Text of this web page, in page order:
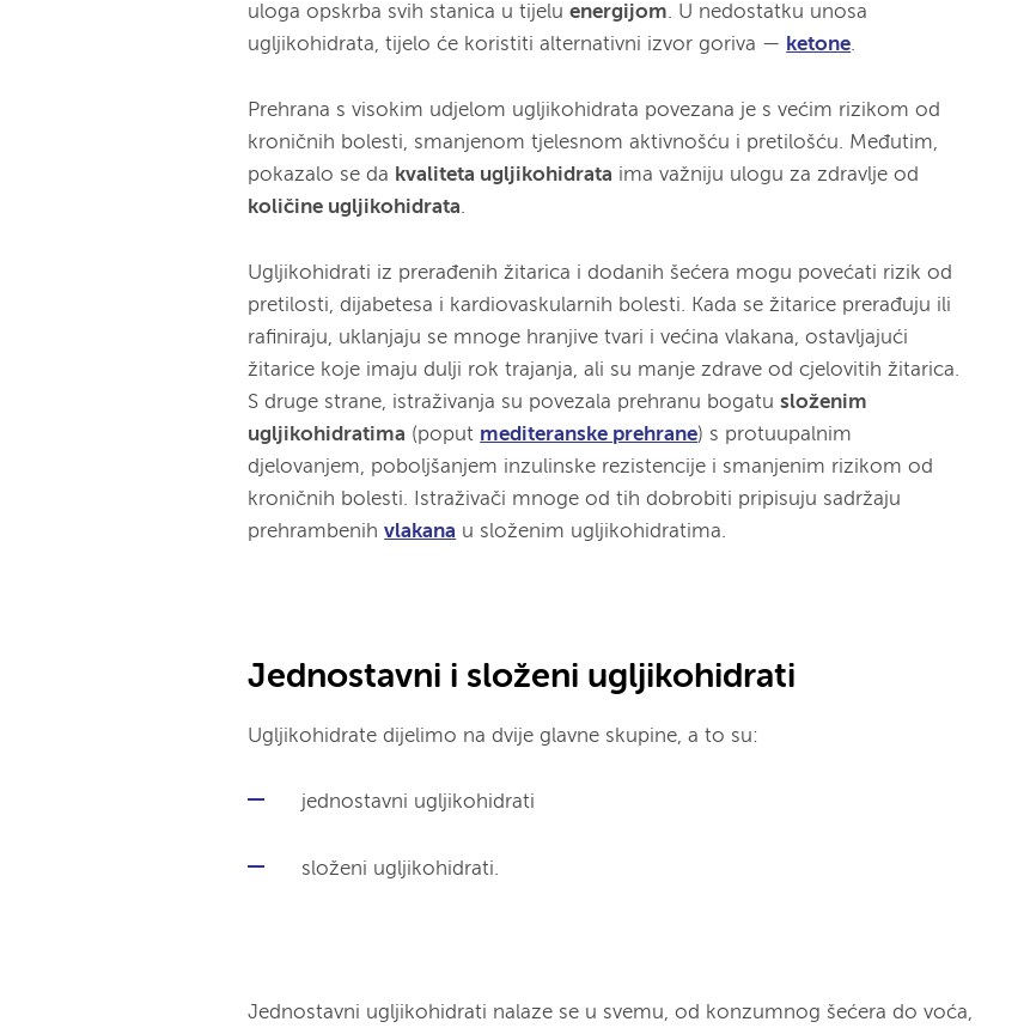
uloga opskrba svih stanica u tijeluenergijom. U nedostatku unosa
ugljikohidrata, tijelo će koristiti alternativni izvor goriva — ketone.
Prehrana s visokim udjelom ugljikohidrata povezana je s većim rizikom od
kroničnih bolesti, smanjenom tjelesnom aktivnošću i pretilošću. Međutim,
pokazalo se da kvaliteta ugljikohidrata ima važniju ulogu za zdravlje od
količine ugljikohidrata.
Ugljikohidrati iz prerađenih žitarica i dodanih šećera mogu povećati rizik od
pretilosti, dijabetesa i kardiovaskularnih bolesti. Kada se žitarice prerađuju ili
rafiniraju, uklanjaju se mnoge hranjive tvari i većina vlakana, ostavljajući
žitarice koje imaju dulji rok trajanja, ali su manje zdrave od cjelovitih žitarica.
S druge strane, istraživanja su povezala prehranu bogatusloženim
ugljikohidratima (poput mediteranske prehrane) s protuupalnim
djelovanjem, poboljšanjem inzulinske rezistencije i smanjenim rizikom od
kroničnih bolesti. Istraživači mnoge od tih dobrobiti pripisuju sadržaju
prehrambenihvlakana u složenim ugljikohidratima.
Jednostavni i složeni ugljikohidrati
Ugljikohidrate dijelimo na dvije glavne skupine, a to su:
jednostavni ugljikohidrati
složeni ugljikohidrati.
Jednostavni ugljikohidrati nalaze se u svemu, od konzumnog šećera do voća,